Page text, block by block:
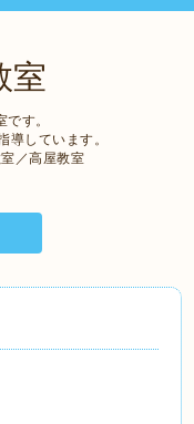
室
す。
導しています。
／高屋教室